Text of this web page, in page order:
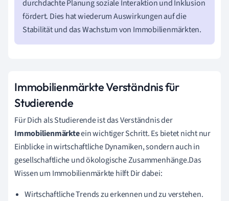
durchdachte Planung soziale Interaktion und Inklusion
fördert. Dies hat wiederum Auswirkungen auf die
Stabilität und das Wachstum von Immobilienmärkten.
Immobilienmärkte Verständnis für
Studierende
Für Dich als Studierende ist das Verständnis der
Immobilienmärkteein wichtiger Schritt. Es bietet nicht nur
Einblicke in wirtschaftliche Dynamiken, sondern auch in
gesellschaftliche und ökologische Zusammenhänge.Das
Wissen um Immobilienmärkte hilft Dir dabei:
Wirtschaftliche Trends zu erkennen und zu verstehen.